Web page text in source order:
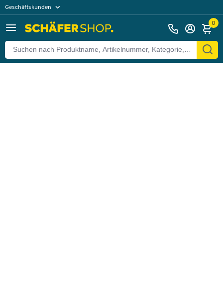
Geschäftskunden
0
Zurück